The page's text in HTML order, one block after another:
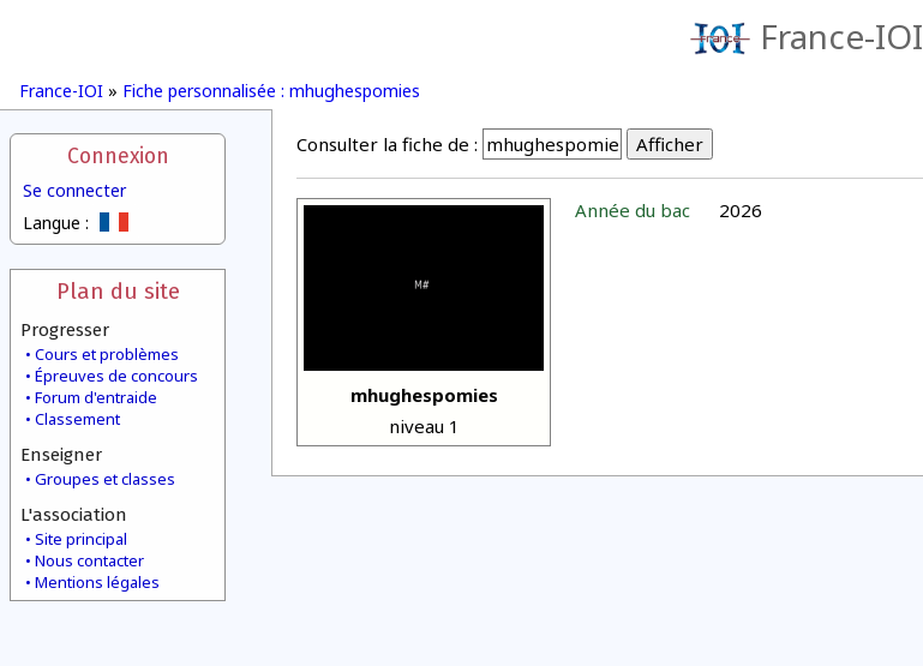
France-IOI
France-IOI » Fiche personnalisée : mhughespomies
Connexion
Se connecter
Langue :
Plan du site
Progresser
Cours et problèmes
Épreuves de concours
Forum d'entraide
Classement
Enseigner
Groupes et classes
L'association
Site principal
Nous contacter
Mentions légales
Consulter la fiche de :
mhughespomies
niveau 1
Année du bac 2026